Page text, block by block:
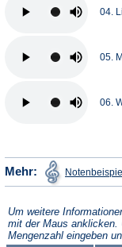
04.
05.
06.
Mehr:
Um weitere
mit der Maus anklicken.
Mengenzahl eingeben